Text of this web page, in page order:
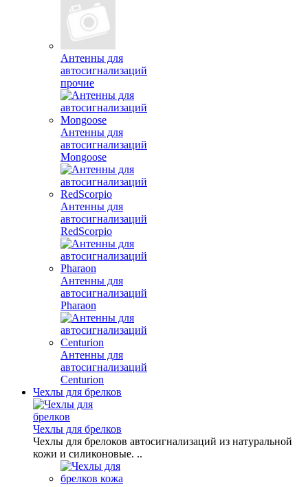
Антенны для
автосигнализаций
прочие
Антенны для
автосигнализаций
Mongoose
Антенны для
автосигнализаций
RedScorpio
Антенны для
автосигнализаций
Pharaon
Антенны для
автосигнализаций
Centurion
Чехлы для брелков
Чехлы для брелков
Чехлы для брелоков автосигнализаций из натуральной
кожи и силиконовые. ..